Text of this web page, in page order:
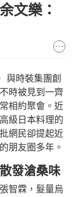
文樂：
與時裝集團創
時被見到一齊
相約聚會。近
級日本料理的
網民卻提起近
朋友圈多年。
發滄桑味
智霖，髮量烏